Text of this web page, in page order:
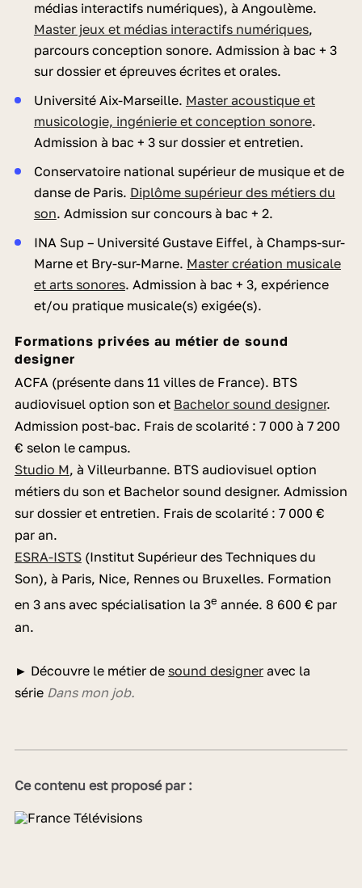
médias interactifs numériques), à Angoulème.
Master jeux et médias interactifs numériques,
parcours conception sonore. Admission à bac + 3
sur dossier et épreuves écrites et orales.
Université Aix-Marseille. Master acoustique et
musicologie, ingénierie et conception sonore.
Admission à bac + 3 sur dossier et entretien.
Conservatoire national supérieur de musique et de
danse de Paris. Diplôme supérieur des métiers du
son. Admission sur concours à bac + 2.
INA Sup – Université Gustave Eiffel, à Champs-sur-
Marne et Bry-sur-Marne. Master création musicale
et arts sonores. Admission à bac + 3, expérience
et/ou pratique musicale(s) exigée(s).
Formations privées au métier de sound
designer
ACFA (présente dans 11 villes de France). BTS
audiovisuel option son et Bachelor sound designer.
Admission post-bac. Frais de scolarité : 7 000 à 7 200
€ selon le campus.
Studio M, à Villeurbanne. BTS audiovisuel option
métiers du son et Bachelor sound designer. Admission
sur dossier et entretien. Frais de scolarité : 7 000 €
par an.
ESRA-ISTS(Institut Supérieur des Techniques du
Son), à Paris, Nice, Rennes ou Bruxelles. Formation
en 3 ans avec spécialisation la 3e année. 8 600 € par
an.
► Découvre le métier de sound designeravec la
série Dans mon job.
Ce contenu est proposé par :